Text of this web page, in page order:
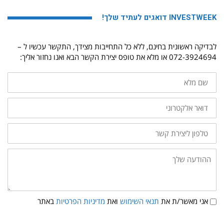
INVESTWEEK דואגים לעתיד שלך!
לבדיקה ראשונית בחינם, ללא כל התחייבות מצידך, התקשר עכשיו ל –
072-3924694 או מלא את טופס יצירת הקשר הבא ואנו נחזור אליך:
שם
מלא
דואר
אלקטרוני
טלפון
ליצירת
קשר
ההודעה
שלך:
תנאי
שימוש
אני מאשר/ת את תנאי השימוש ואת מדיניות הפרטיות באתר